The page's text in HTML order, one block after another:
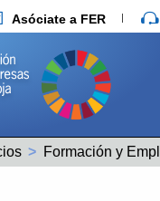
Asóciate a FER
Formación y